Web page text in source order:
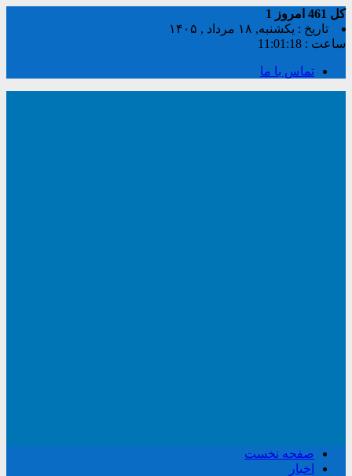
کل امروز
1
تاریخ : یکشنبه, ۱۸ مرداد , ۱۴۰۵
ساعت : 11:01:18
تماس با ما
صفحه نخست
اخبار